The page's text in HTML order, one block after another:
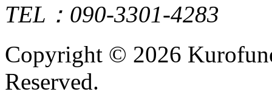
TEL：090-3301-4283
Copyright © 2026
Reserved.